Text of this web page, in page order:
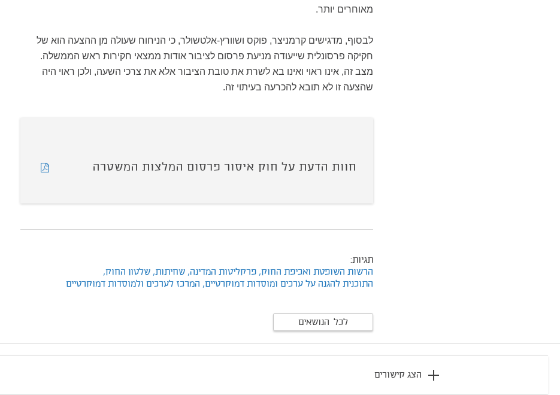
מאוחרים יותר.
לבסוף, מדגישים קרמניצר, פוקס ושוורץ-אלטשולר, כי הניחוח שעולה מן ההצעה הוא של
חקיקה פרסונלית שייעודה מניעת פרסום לציבור אודות ממצאי חקירות ראש הממשלה.
מצב זה, אינו ראוי ואינו בא לשרת את טובת הציבור אלא את צרכי השעה, ולכן ראוי היה
שהצעה זו לא תובא להכרעה בעיתוי זה.
חוות הדעת על חוק איסור פרסום המלצות המשטרה
תגיות:
הרשות השופטת ואכיפת החוק, פרקליטות המדינה, שחיתות, שלטון החוק,
התוכנית להגנה על ערכים ומוסדות דמוקרטיים, המרכז לערכים ולמוסדות דמוקרטיים
לכל הנושאים
footer
הצג קישורים